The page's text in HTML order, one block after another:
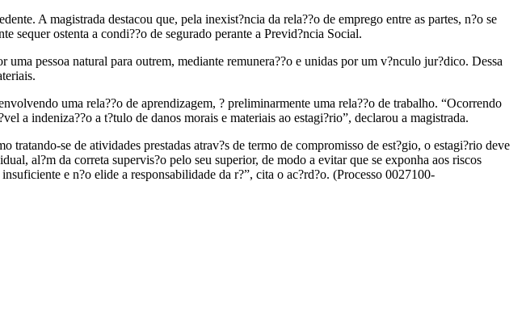
A magistrada destacou que, pela inexist?ncia da rela??o de emprego entre as partes, n?o se
sequer ostenta a condi??o de segurado perante a Previd?ncia Social.
pessoa natural para outrem, mediante remunera??o e unidas por um v?nculo jur?dico. Dessa
uma rela??o de aprendizagem, ? preliminarmente uma rela??o de trabalho. “Ocorrendo
a indeniza??o a t?tulo de danos morais e materiais ao estagi?rio”, declarou a magistrada.
tratando-se de atividades prestadas atrav?s de termo de compromisso de est?gio, o estagi?rio deve
al?m da correta supervis?o pelo seu superior, de modo a evitar que se exponha aos riscos
e n?o elide a responsabilidade da r?”, cita o ac?rd?o. (Processo 0027100-